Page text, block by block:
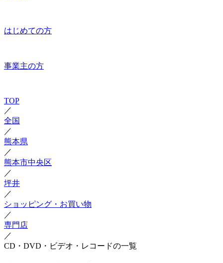
はじめての方
事業主の方
TOP
／
全国
／
熊本県
／
熊本市中央区
／
坪井
／
ショッピング・お買い物
／
専門店
／
CD・DVD・ビデオ・レコードの一覧